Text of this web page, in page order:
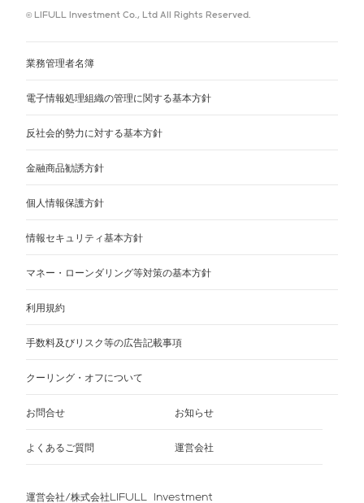
© LIFULL Investment Co., Ltd All Rights Reserved.
業務管理者名簿
電子情報処理組織の管理に関する基本方針
反社会的勢力に対する基本方針
金融商品勧誘方針
個人情報保護方針
情報セキュリティ基本方針
マネー・ローンダリング等対策の基本方針
利用規約
手数料及びリスク等の広告記載事項
クーリング・オフについて
お問合せ お知らせ
よくあるご質問 運営会社
運営会社/株式会社LIFULL Investment